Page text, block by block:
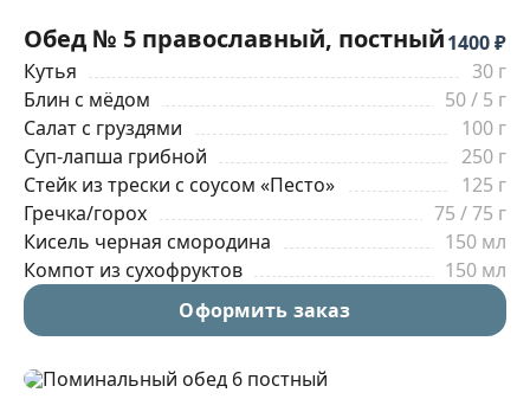
Обед № 5 православный, постный1400 ₽
Кутья
30 г
Блин с мёдом
50 / 5 г
Салат с груздями
100 г
Суп-лапша грибной
250 г
Стейк из трески с соусом «Песто»
125 г
Гречка/горох
75 / 75 г
Кисель черная смородина
150 мл
Компот из сухофруктов
150 мл
Оформить заказ